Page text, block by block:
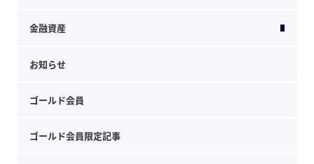
金融資産
お知らせ
ゴールド会員
ゴールド会員限定記事